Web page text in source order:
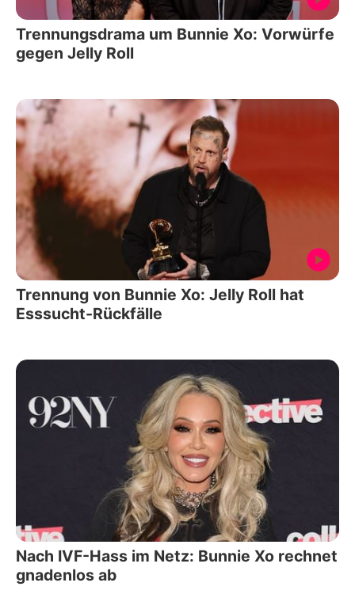
Trennungsdrama um Bunnie Xo: Vorwürfe
gegen Jelly Roll
Trennung von Bunnie Xo: Jelly Roll hat
Esssucht-Rückfälle
Nach IVF-Hass im Netz: Bunnie Xo rechnet
gnadenlos ab